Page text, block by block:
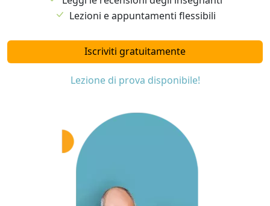
Lezioni e appuntamenti flessibili
Iscriviti gratuitamente
Lezione di prova disponibile!